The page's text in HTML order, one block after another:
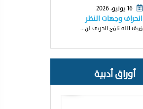
انحراف وجهات النظر
ضيف الله نافع الحربي لن...
أوراق أدبية